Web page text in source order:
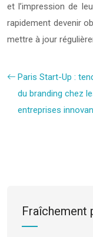
et l’impression de
rapidement devenir
mettre à jour
Paris Start-Up :
du branding chez
entreprises
Fraîchement